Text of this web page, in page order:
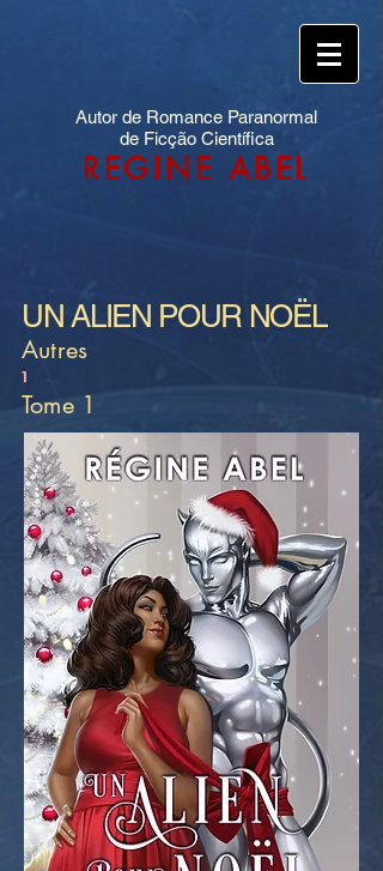
Autor de Romance Paranormal
de Ficção Científica
REGINE ABEL
UN ALIEN POUR NOËL
Autres
1
Tome 1